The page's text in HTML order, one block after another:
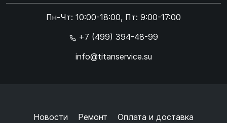
Пн-Чт: 10:00-18:00, Пт: 9:00-17:00
+7 (499) 394-48-99
info@titanservice.su
Новости Ремонт Оплата и доставка
Online чат